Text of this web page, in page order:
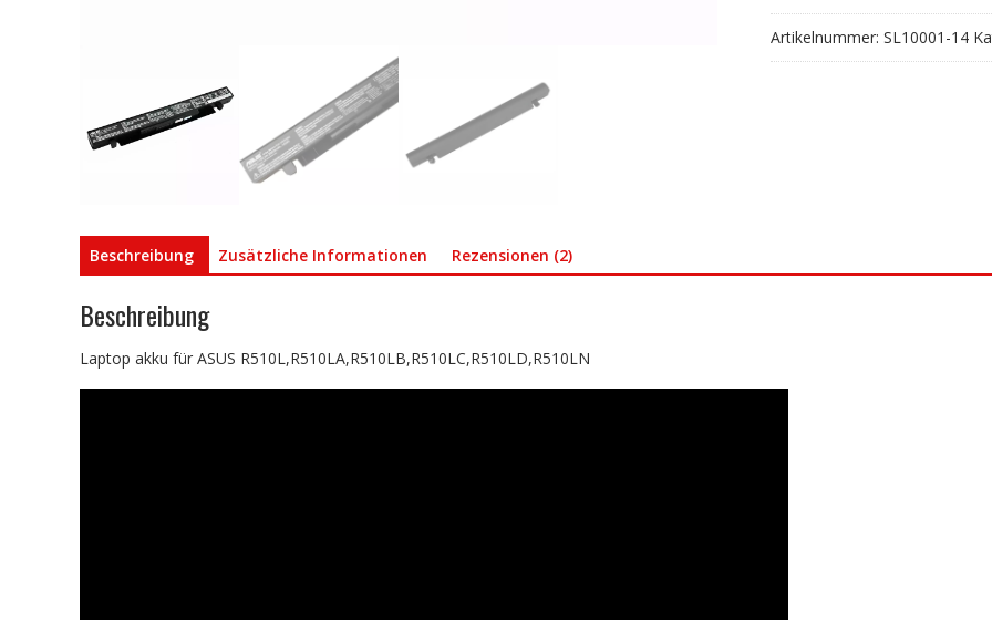
Artikelnummer: SL10001-14
Beschreibung Zusätzliche Informationen Rezensionen (2)
Beschreibung
Laptop akku für ASUS R510L,R510LA,R510LB,R510LC,R510LD,R510LN